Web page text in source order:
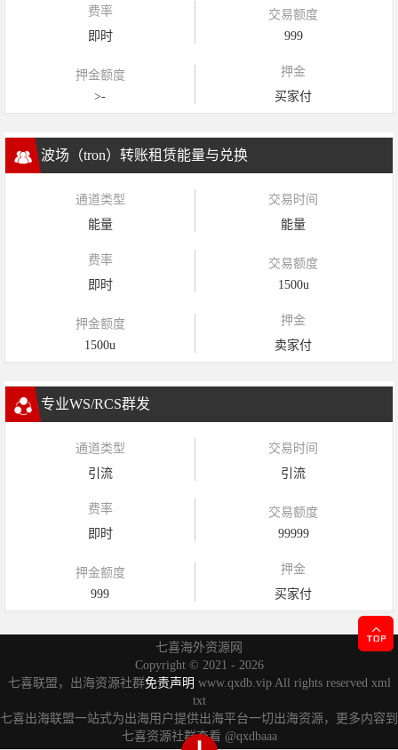
费率
即时
交易额度
999
押金额度
>-
押金
买家付
波场（tron）转账租赁能量与兑换
通道类型
能量
交易时间
能量
费率
即时
交易额度
1500u
押金额度
1500u
押金
卖家付
专业WS/RCS群发
通道类型
引流
交易时间
引流
费率
即时
交易额度
99999
押金额度
999
押金
买家付
七喜海外资源网
Copyright © 2021 - 2026
七喜联盟，出海资源社群免责声明 www.qxdb.vip All rights reserved xml
txt
七喜出海联盟一站式为出海用户提供出海平台一切出海资源，更多内容到
七喜资源社群查看 @qxdbaaa